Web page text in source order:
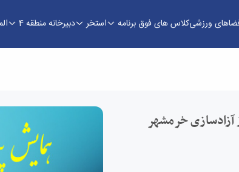
ورزشیکلاس های فوق برنامه استخر دبیرخانه منطقه 4
خرمشهر - اداره تربیت بدنی
آزادسازی خرمشهر